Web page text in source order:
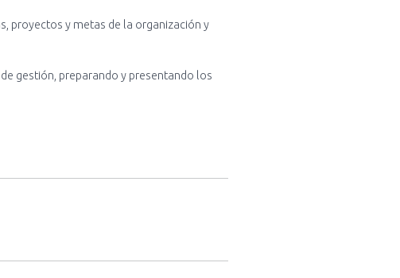
proyectos y metas de la organización y
gestión, preparando y presentando los